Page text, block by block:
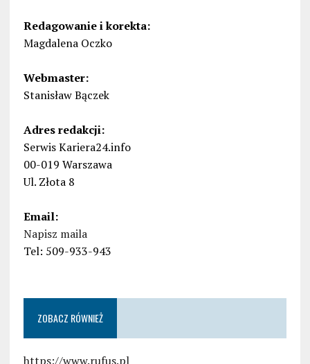
Redagowanie i korekta:
Magdalena Oczko
Webmaster:
Stanisław Bączek
Adres redakcji:
Serwis Kariera24.info
00-019 Warszawa
Ul. Złota 8
Email:
Napisz maila
Tel: 509-933-943
ZOBACZ RÓWNIEŻ
https://www.rufus.pl